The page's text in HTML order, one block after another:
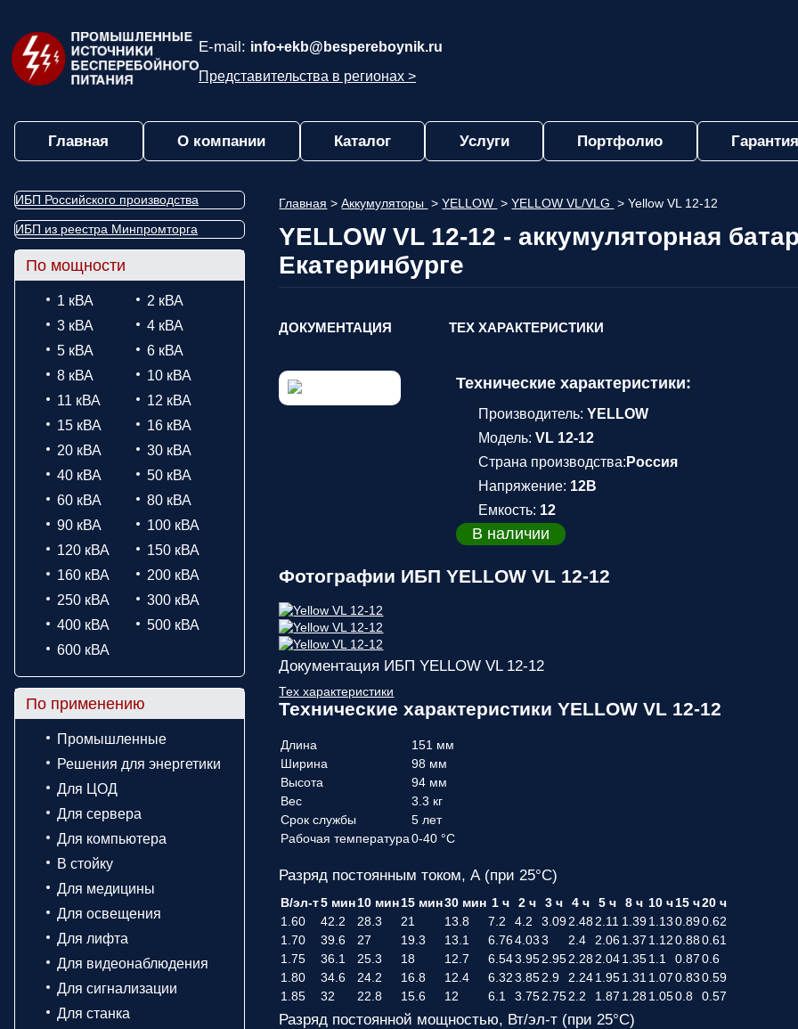
E-mail: info+ekb@bespereboynik.ru
Представительства в регионах >
Главная О компании Каталог Услуги Портфолио
ИБП Российского производства
ИБП из реестра Минпромторга
По мощности
1 кВА
2 кВА
3 кВА
4 кВА
5 кВА
6 кВА
8 кВА
10 кВА
11 кВА
12 кВА
15 кВА
16 кВА
20 кВА
30 кВА
40 кВА
50 кВА
60 кВА
80 кВА
90 кВА
100 кВА
120 кВА
150 кВА
160 кВА
200 кВА
250 кВА
300 кВА
400 кВА
500 кВА
600 кВА
По применению
Промышленные
Решения для энергетики
Для ЦОД
Для сервера
Для компьютера
В стойку
Для медицины
Для освещения
Для лифта
Для видеонаблюдения
Для сигнализации
Для станка
Главная > Аккумуляторы > YELLOW > YELLOW VL/VLG > Yellow VL 12-12
YELLOW VL 12-12 - аккумуляторная
Екатеринбурге
ДОКУМЕНТАЦИЯ ТЕХ ХАРАКТЕРИСТИКИ
Технические характеристики:
Производитель:YELLOW
Модель:VL 12-12
Страна производства: Россия
Напряжение: 12В
Емкость: 12
В наличии
Фотографии ИБП YELLOW VL 12-12
Документация ИБП YELLOW VL 12-12
Тех характеристики
Технические характеристики YELLOW VL 12-12
Длина
151 мм
Ширина
98 мм
Высота
94 мм
Вес
3.3 кг
Срок службы
5 лет
Рабочая температура 0-40 °C
Разряд постоянным током, А (при 25°С)
В/эл-т5 мин10 мин15 мин30 мин 1 ч 2 ч 3 ч 4 ч 5 ч 8 ч 10 ч15 ч20 ч
1.60
42.2 28.3 21 13.8 7.2 4.2 3.092.48 2.11 1.391.13 0.890.62
1.70
39.6 27 19.3 13.1 6.764.03 3 2.4 2.061.37 1.12 0.88 0.61
1.75
36.1 25.3 18 12.7 6.543.952.952.28 2.041.351.1 0.87 0.6
1.80
34.6 24.2 16.8 12.4 6.32 3.852.9 2.241.951.31 1.07 0.83 0.59
1.85
32 22.8 15.6 12 6.1 3.752.752.2 1.87 1.28 1.050.8 0.57
Разряд постоянной мощностью, Вт/эл-т (при 25°С)